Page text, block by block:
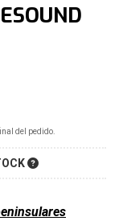
del pedido.